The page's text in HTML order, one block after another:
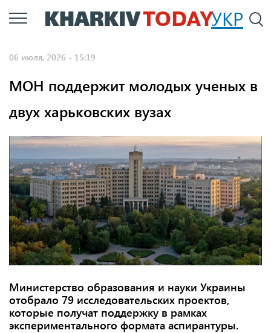
Перейти
к
УКР
06 июля, 2026 - 15:19
МОН поддержит молодых ученых в
двух харьковских вузах
Министерство образования и науки Украины
отобрало 79 исследовательских проектов,
которые получат поддержку в рамках
экспериментального формата аспирантуры.